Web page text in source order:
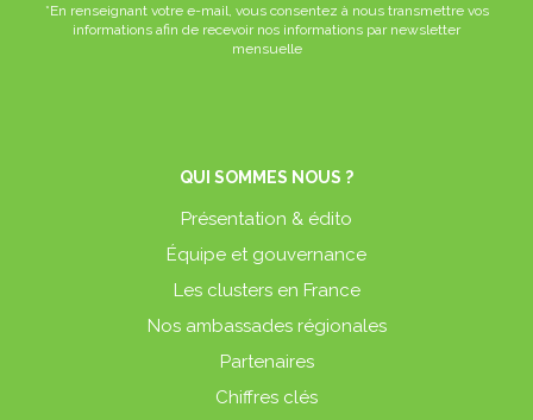
*En renseignant votre e-mail, vous consentez à nous transmettre vos
informations afin de recevoir nos informations par newsletter
mensuelle
QUI SOMMES NOUS ?
Présentation & édito
Équipe et gouvernance
Les clusters en France
Nos ambassades régionales
Partenaires
Chiffres clés